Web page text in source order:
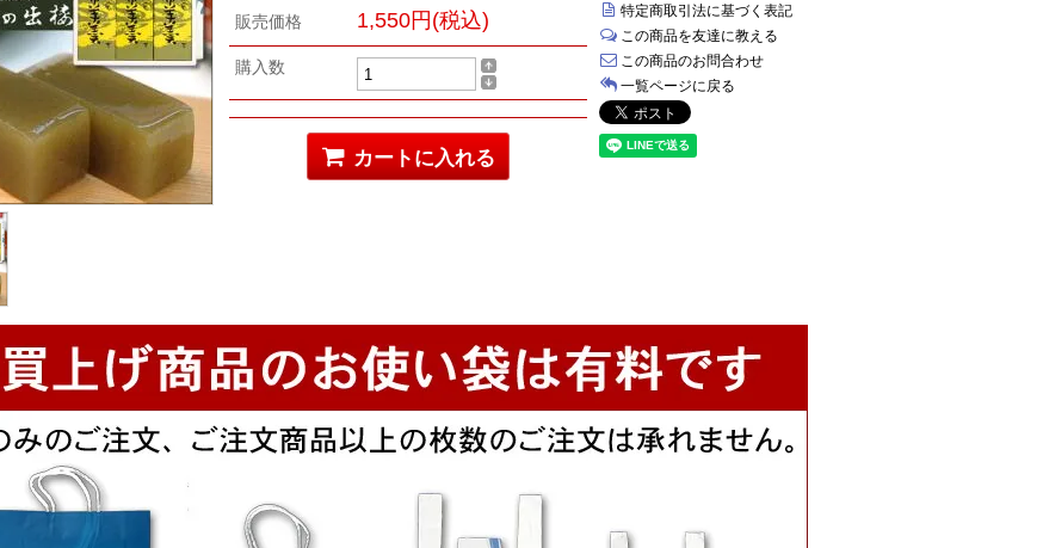
販売価格 1,550円(税込)
購入数
カートに入れる
特定商取引法に基づく表記
この商品を友達に教える
この商品のお問合わせ
一覧ページに戻る